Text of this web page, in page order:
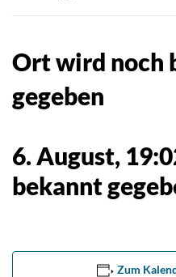
Ort wird noch
gegeben
6. August,
bekannt
Zum